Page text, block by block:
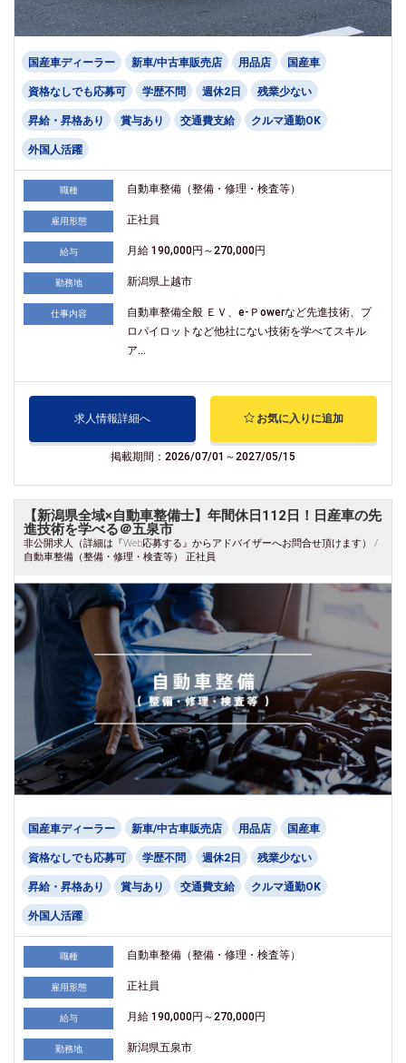
国産車ディーラー 新車/中古車販売店 用品店 国産車
資格なしでも応募可 学歴不問 週休2日 残業少ない
昇給・昇格あり 賞与あり 交通費支給 クルマ通勤OK
外国人活躍
職種 自動車整備（整備・修理・検査等）
雇用形態 正社員
給与 月給 190,000円～270,000円
勤務地 新潟県上越市
仕事内容
自動車整備全般 ＥＶ、e-Ｐowerなど先進技術、プ
ロパイロットなど他社にない技術を学べてスキル
ア...
求人情報詳細へ お気に入りに追加
掲載期間：2026/07/01～2027/05/15
【新潟県全域×自動車整備士】年間休日112日！日産車の先
進技術を学べる＠五泉市
非公開求人（詳細は『Web応募する』からアドバイザーへお問合せ頂けます） /
自動車整備（整備・修理・検査等） 正社員
国産車ディーラー 新車/中古車販売店 用品店 国産車
資格なしでも応募可 学歴不問 週休2日 残業少ない
昇給・昇格あり 賞与あり 交通費支給 クルマ通勤OK
外国人活躍
職種 自動車整備（整備・修理・検査等）
雇用形態 正社員
給与 月給 190,000円～270,000円
勤務地 新潟県五泉市